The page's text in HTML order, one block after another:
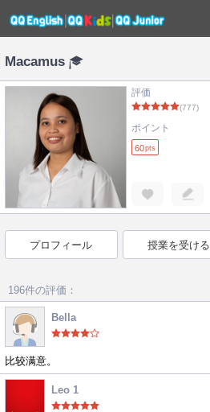
Macamus
評価
(777)
ポイント
60pts
プロフィール 授業を受ける
196件の評価：
Bella
比较满意。
Leo 1